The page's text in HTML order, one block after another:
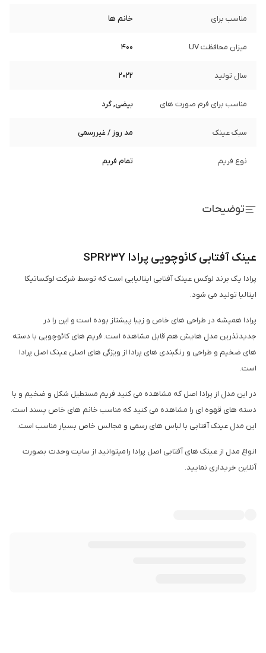
مناسب برای خانم ها
میزان محافظت UV 400
سال تولید 2022
مناسب برای فرم صورت های بیضی, گرد
سبک عینک مد روز / غیررسمی
نوع فریم تمام فریم
توضیحات
عینک آفتابی کائوچویی پرادا SPR23Y
پرادا یک برند لوکس عینک آفتابی ایتالیایی است که توسط شرکت لوکساتیکا
ایتالیا تولید می شود.
پرادا همیشه در طراحی های خاص و زیبا پیشتاز بوده است و این را در
جدیدتذرین مدل هایش هم قابل مشاهده است. فریم های کائوچویی با دسته
های ضخیم و طراحی و رنگبندی های پرادا از ویژگی های اصلی عینک اصل پرادا
است.
در این مدل از پرادا اصل که مشاهده می کنید فریم مستطیل شکل و ضخیم و با
دسته های قهوه ای را مشاهده می کنید که مناسب خانم های خاص پسند است.
این مدل عینک آفتابی با لباس های رسمی و مجالس خاص بسیار مناسب است.
انواع مدل از عینک های آفتابی اصل پرادا را میتوانید از سایت وحدت بصورت
آنلاین خریداری نمایید.